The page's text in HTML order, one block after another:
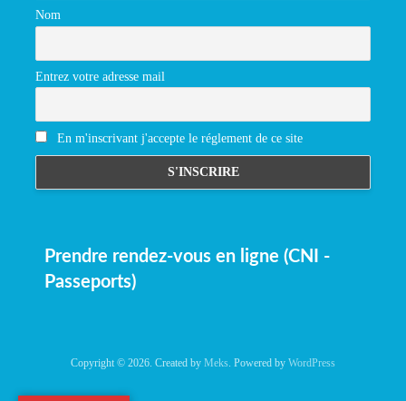
Nom
Entrez votre adresse mail
En m'inscrivant j'accepte le réglement de ce site
Prendre rendez-vous en ligne (CNI -
Passeports)
Copyright © 2026. Created by Meks . Powered by WordPress